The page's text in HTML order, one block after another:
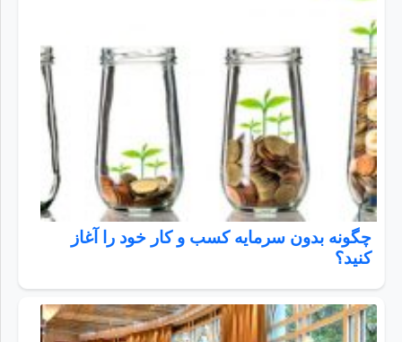
چگونه بدون سرمایه کسب و کار خود را آغاز
کنید؟